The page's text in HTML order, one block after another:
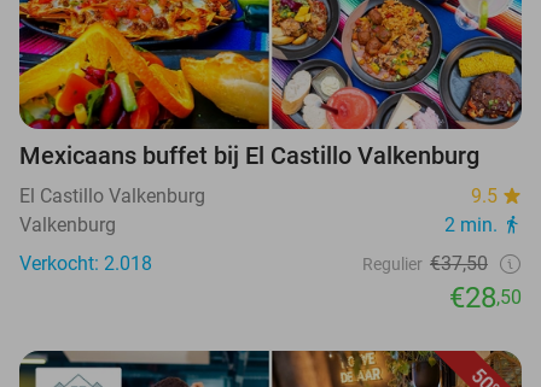
Mexicaans buffet bij El Castillo Valkenburg
El Castillo Valkenburg
9.5
Valkenburg
2 min.
Verkocht: 2.018
Regulier €37,50
€28,50